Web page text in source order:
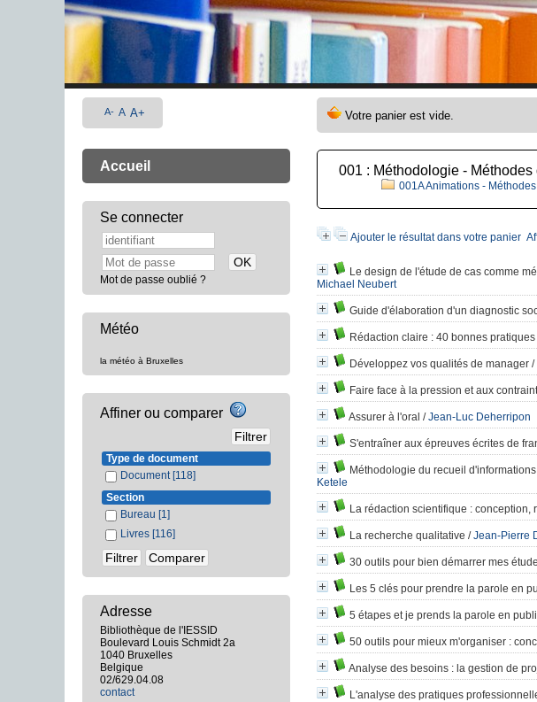
001 : Méthodologie - Méthodes
001A Animations -
Ajouter le résultat dans votre panier
Le design de l'étude de cas comme
Michael Neubert
Guide d'élaboration d'un diagnostic
Rédaction claire : 40 bonnes
Développez vos qualités de manager/
Faire face à la pression et aux
Assurer à l'oral /Jean-Luc Deherripon
S'entraîner aux épreuves écrites de
Méthodologie du recueil d'informations
Ketele
La rédaction scientifique : conception,
La recherche qualitative /Jean-Pierre
30 outils pour bien démarrer mes
Les 5 clés pour prendre la parole en
5 étapes et je prends la parole en
50 outils pour mieux m'organiser:
Analyse des besoins: la gestion de
L'analyse des pratiques
A- A A+
Accueil
Se connecter
Mot de passe oublié ?
Météo
la météo à Bruxelles
Affiner ou comparer
Type de document
Document [118]
Section
Bureau [1]
Livres [116]
Adresse
Bibliothèque de l'IESSID
Boulevard Louis Schmidt 2a
1040 Bruxelles
Belgique
02/629.04.08
contact